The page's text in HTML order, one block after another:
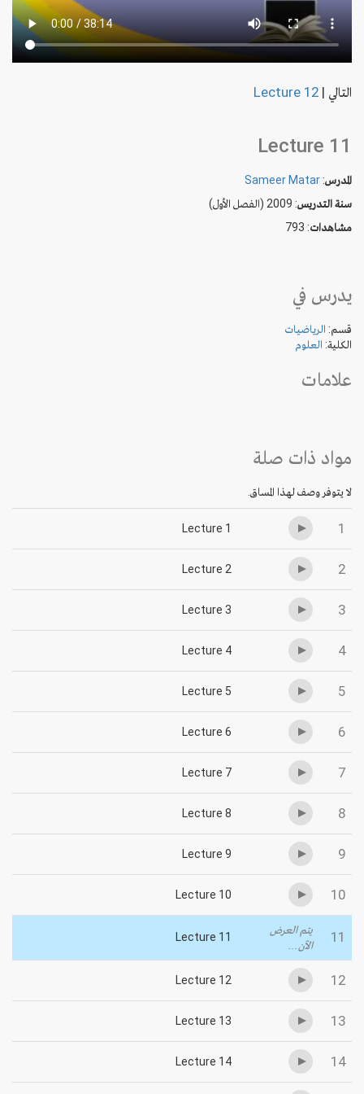
التالي |
Lecture 12
Lecture 11
المدرس:
Sameer Matar
سنة التدريس: 2009 (الفصل الأول)
مشاهدات: 793
يدرس في
قسم: الرياضيات
الكلية: العلوم
علامات
مواد ذات صلة
لا يتوفر وصف لهذا المساق.
1
Lecture 1
2
Lecture 2
3
Lecture 3
4
Lecture 4
5
Lecture 5
6
Lecture 6
7
Lecture 7
8
Lecture 8
9
Lecture 9
10
Lecture 10
11
يتم العرض
الآن...
Lecture 11
12
Lecture 12
13
Lecture 13
14
Lecture 14